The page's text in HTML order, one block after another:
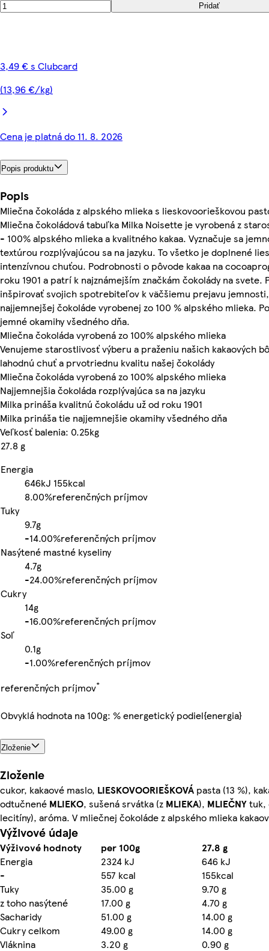
Pridať
3,49 € s Clubcard
(13,96 €/kg)
Cena je platná do 11. 8. 2026
Popis produktu
Popis
Mliečna čokoláda z alpského mlieka s lieskovoorieškovou
Mliečna čokoládová tabuľka Milka Noisette je vyrobená z
- 100% alpského mlieka a kvalitného kakaa. Vyznačuje sa
textúrou rozplývajúcou sa na jazyku. To všetko je doplnené
intenzívnou chuťou. Podrobnosti o pôvode kakaa na
roku 1901 a patrí k najznámejším značkám čokolády na svete.
inšpirovať svojich spotrebiteľov k väčšiemu prejavu
najjemnejšej čokoláde vyrobenej zo 100 % alpského mlieka.
jemné okamihy všedného dňa.
Mliečna čokoláda vyrobená zo 100% alpského mlieka
Venujeme starostlivosť výberu a praženiu našich kakaových
lahodnú chuť a prvotriednu kvalitu našej čokolády
Mliečna čokoláda vyrobená zo 100% alpského mlieka
Najjemnejšia čokoláda rozplývajúca sa na jazyku
Milka prináša kvalitnú čokoládu už od roku 1901
Milka prináša tie najjemnejšie okamihy všedného dňa
Veľkosť balenia: 0.25kg
27.8 g
Energia
646kJ 155kcal
8.00%referenčných príjmov
Tuky
9.7g
-14.00%referenčných príjmov
Nasýtené mastné kyseliny
4.7g
-24.00%referenčných príjmov
Cukry
14g
-16.00%referenčných príjmov
Soľ
0.1g
-1.00%referenčných príjmov
referenčných príjmov*
Obvyklá hodnota na 100g: % energetický podiel{energia}
Zloženie
Zloženie
cukor, kakaové maslo, LIESKOVOORIEŠKOVÁ pasta (13 %),
odtučnené MLIEKO, sušená srvátka (z MLIEKA), MLIEČNYtuk,
lecitíny), aróma. V mliečnej čokoláde z alpského mlieka
Výživové údaje
Výživové hodnoty per 100g
27.8 g
Energia
2324 kJ
646 kJ
-
557 kcal
155kcal
Tuky
35.00 g
9.70 g
z toho nasýtené
17.00 g
4.70 g
Sacharidy
51.00 g
14.00 g
Cukry celkom
49.00 g
14.00 g
Vláknina
3.20 g
0.90 g